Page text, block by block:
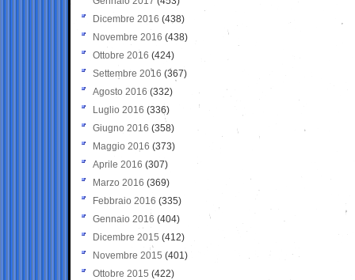
Dicembre 2016 (438)
Novembre 2016 (438)
Ottobre 2016 (424)
Settembre 2016 (367)
Agosto 2016 (332)
Luglio 2016 (336)
Giugno 2016 (358)
Maggio 2016 (373)
Aprile 2016 (307)
Marzo 2016 (369)
Febbraio 2016 (335)
Gennaio 2016 (404)
Dicembre 2015 (412)
Novembre 2015 (401)
Ottobre 2015 (422)